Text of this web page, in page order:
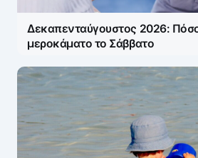
Δεκαπενταύγουστος 2026:
μεροκάματο το Σάββατο